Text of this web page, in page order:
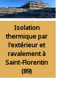
Isolation
thermique par
l'extérieur et
ravalement à
Saint-Florentin
(89)